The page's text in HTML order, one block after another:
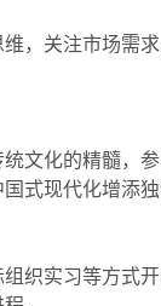
，关注市场需
化的精髓，
式现代化增添独
织实习等方式